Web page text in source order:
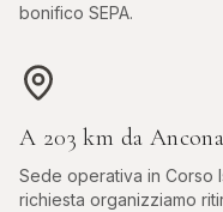
bonifico SEPA.
A 203 km da Ancona
Sede operativa in Corso
richiesta organizziamo